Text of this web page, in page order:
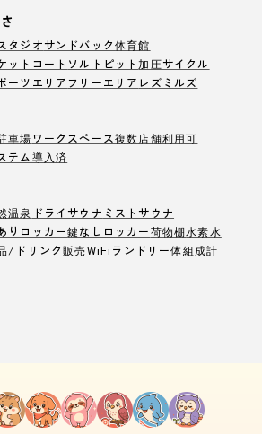
タジオサンドバック体育館
ットコート ソルトピット加圧サイクル
ーツエリア フリーエリア レズミルズ
車場ワークスペース複数店舗利用可
テム導入済
温泉 ドライサウナ ミストサウナ
りロッカー鍵なしロッカー荷物棚水素水
/ドリンク販売WiFi ランドリー体組成計